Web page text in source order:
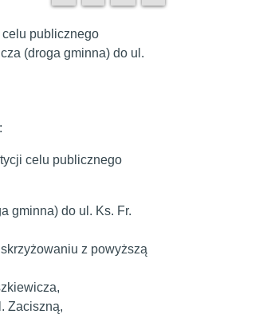
publicznego
(droga gminna) do ul.
celu publicznego
gminna) do ul. Ks. Fr.
z powyższą
Zaciszną,